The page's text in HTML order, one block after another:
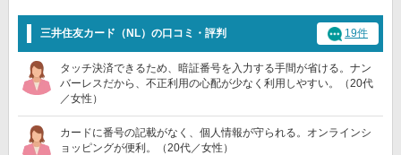
三井住友カード（NL）の口コミ・評判 19件
タッチ決済できるため、暗証番号を入力する手間が省ける。ナン
バーレスだから、不正利用の心配が少なく利用しやすい。（20代
／女性）
カードに番号の記載がなく、個人情報が守られる。オンラインシ
ョッピングが便利。（20代／女性）